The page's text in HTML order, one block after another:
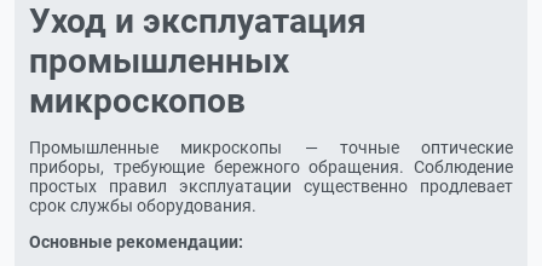
Уход и эксплуатация
промышленных
микроскопов
Промышленные микроскопы — точные оптические
приборы, требующие бережного обращения. Соблюдение
простых правил эксплуатации существенно продлевает
срок службы оборудования.
Основные рекомендации: